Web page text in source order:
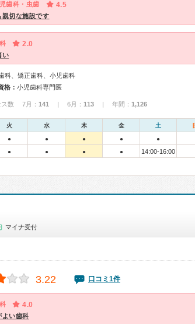
歯科・虫歯 4.5
親切な施設です
2.0
い
科、矯正歯科、小児歯科
格： 小児歯科専門医
ス数 7月： 141 | 6月： 113 | 年間： 1,126
火 水 木 金 土
● ● ● ● ●
● ● ● ● 14:00-16:00
マイナ受付
3.22 口コミ1件
4.0
よい歯科